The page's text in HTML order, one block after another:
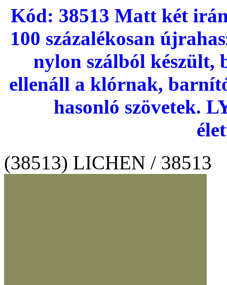
Kód: 38513 Matt két
100 százalékosan
nylon szálból készült,
ellenáll a klórnak,
hasonló szövetek.
(38513) LICHEN / 38513